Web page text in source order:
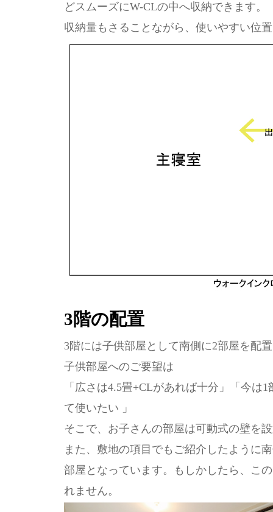
どスムーズにW-CLの中へ収納できます。
収納量もさることながら、使いやすい位
3階の配置
3階には子供部屋として南側に2部屋を配
子供部屋へのご要望は
「広さは4.5畳+CLがあれば十分」「今
て使いたい 」
そこで、お子さんの部屋は可動式の壁を
また、敷地の項目でもご紹介したように
部屋となっています。もしかしたら、こ
れません。